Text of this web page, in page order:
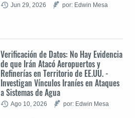
Jun 29, 2026 por: Edwin Mesa
Verificación de Datos: No Hay Evidencia
de que Irán Atacó Aeropuertos y
Refinerías en Territorio de EE.UU. -
Investigan Vínculos Iraníes en Ataques
a Sistemas de Agua
Ago 10, 2026 por: Edwin Mesa